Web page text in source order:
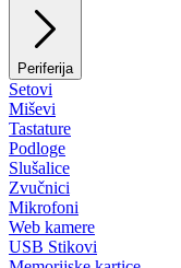
Periferija
Setovi
Miševi
Tastature
Podloge
Slušalice
Zvučnici
Mikrofoni
Web kamere
USB Stikovi